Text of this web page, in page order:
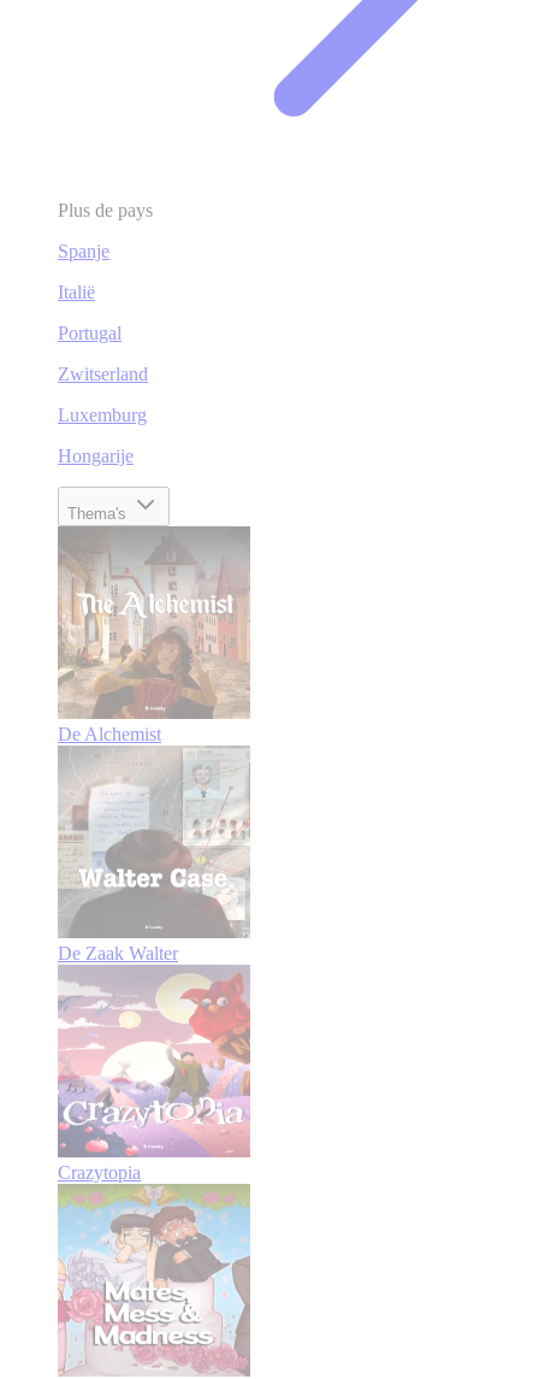
Plus de pays
Spanje
Italië
Portugal
Zwitserland
Luxemburg
Hongarije
Thema's
De Alchemist
De Zaak Walter
Crazytopia